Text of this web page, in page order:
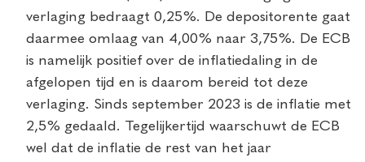
verlaging bedraagt 0,25%. De depositorente gaat
daarmee omlaag van 4,00% naar 3,75%. De ECB
is namelijk positief over de inflatiedaling in de
afgelopen tijd en is daarom bereid tot deze
verlaging. Sinds september 2023 is de inflatie met
2,5% gedaald. Tegelijkertijd waarschuwt de ECB
wel dat de inflatie de rest van het jaar